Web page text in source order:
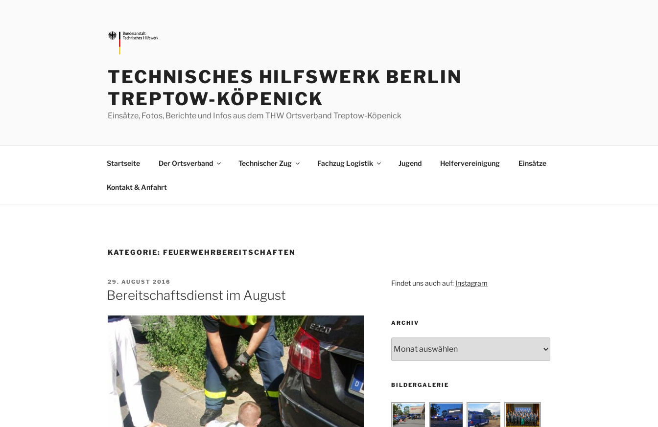
TECHNISCHES HILFSWERK BERLIN
TREPTOW-KÖPENICK
Einsätze, Fotos, Berichte und Infos aus dem THW Ortsverband Treptow-Köpenick
Startseite Der Ortsverband Technischer Zug Fachzug Logistik Jugend Helfervereinigung Einsätze
Kontakt & Anfahrt
KATEGORIE: FEUERWEHRBEREITSCHAFTEN
VERÖFFENTLICHT
AM
29. AUGUST 2016
Bereitschaftsdienst im August
Findet uns auch auf: Instagram
ARCHIV
BILDERGALERIE